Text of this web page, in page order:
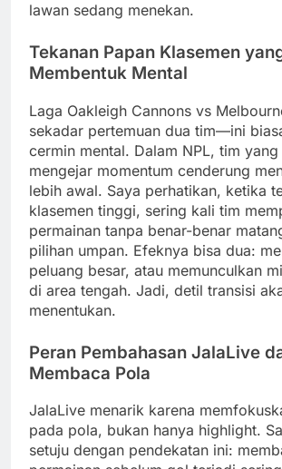
lawan sedang menekan.
Tekanan Papan Klasemen
Membentuk Mental
Laga Oakleigh Cannons vs
sekadar pertemuan dua tim—ini
cermin mental. Dalam NPL, tim yang
mengejar momentum cenderung
lebih awal. Saya perhatikan, ketika
klasemen tinggi, sering kali tim
permainan tanpa benar-benar
pilihan umpan. Efeknya bisa dua:
peluang besar, atau memunculkan
di area tengah. Jadi, detil transisi
menentukan.
Peran Pembahasan JalaLive
Membaca Pola
JalaLive menarik karena
pada pola, bukan hanya highlight.
setuju dengan pendekatan ini: